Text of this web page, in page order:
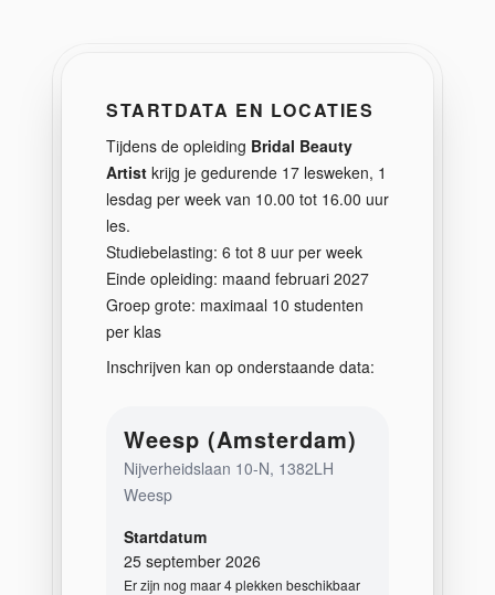
STARTDATA EN LOCATIES
Tijdens de opleiding Bridal Beauty
Artist krijg je gedurende 17 lesweken, 1
lesdag per week van 10.00 tot 16.00 uur
les.
Studiebelasting: 6 tot 8 uur per week
Einde opleiding: maand februari 2027
Groep grote: maximaal 10 studenten
per klas
Inschrijven kan op onderstaande data:
Weesp (Amsterdam)
Nijverheidslaan 10-N, 1382LH
Weesp
Startdatum
25 september 2026
Er zijn nog maar 4 plekken beschikbaar